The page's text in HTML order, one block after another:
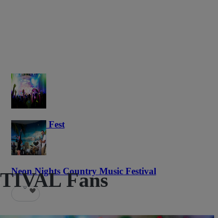
Haunted Fest
58
Neon Nights Country Music Festival
6 Fans